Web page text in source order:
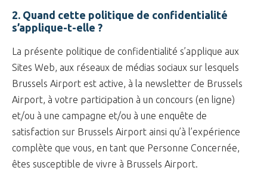
2. Quand cette politique de confidentialité
s’applique-t-elle ?
La présente politique de confidentialité s’applique aux
Sites Web, aux réseaux de médias sociaux sur lesquels
Brussels Airport est active, à la newsletter de Brussels
Airport, à votre participation à un concours (en ligne)
et/ou à une campagne et/ou à une enquête de
satisfaction sur Brussels Airport ainsi qu’à l’expérience
complète que vous, en tant que Personne Concernée,
êtes susceptible de vivre à Brussels Airport.